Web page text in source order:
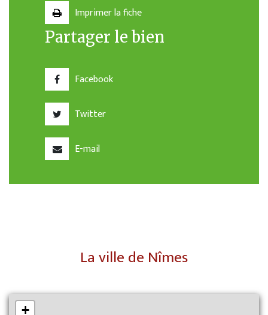
Imprimer la fiche
Partager le bien
Facebook
Twitter
E-mail
La ville de Nîmes
+